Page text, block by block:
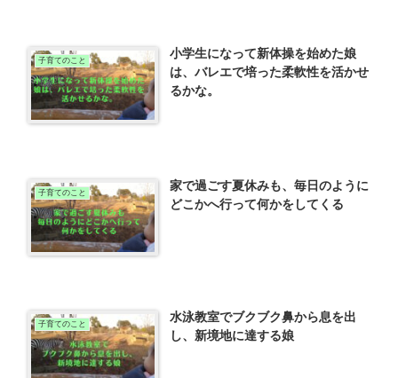
子育てのこと
小学生になって新体操を始めた娘
は、バレエで培った柔軟性を活かせ
るかな。
子育てのこと
家で過ごす夏休みも、毎日のように
どこかへ行って何かをしてくる
子育てのこと
水泳教室でブクブク鼻から息を出
し、新境地に達する娘